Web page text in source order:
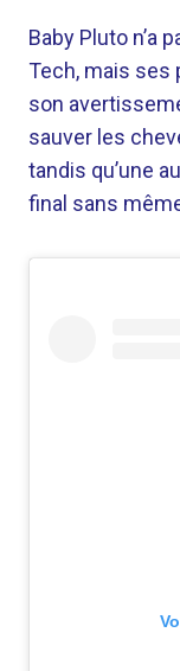
Baby Pluto n’a
Tech, mais ses
son
sauver les
tandis qu’une
final sans